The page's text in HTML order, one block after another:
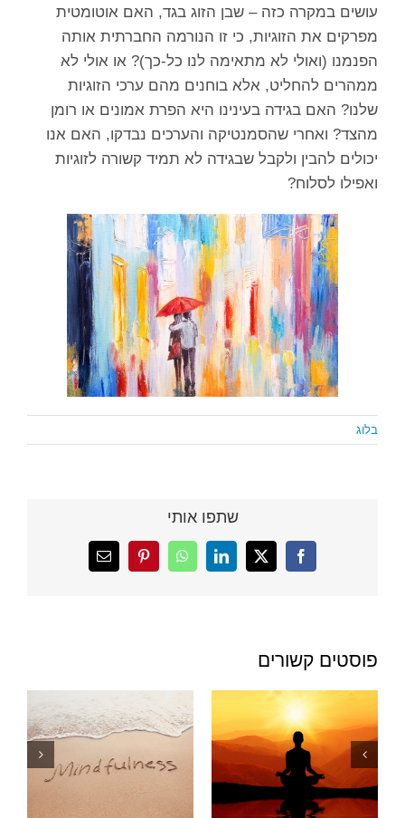
עושים במקרה כזה – שבן הזוג בגד, האם אוטומטית
מפרקים את הזוגיות, כי זו הנורמה החברתית אותה
הפנמנו (ואולי לא מתאימה לנו כל-כך)? או אולי לא
ממהרים להחליט, אלא בוחנים מהם ערכי הזוגיות
שלנו? האם בגידה בעינינו היא הפרת אמונים או רומן
מהצד? ואחרי שהסמנטיקה והערכים נבדקו, האם אנו
יכולים להבין ולקבל שבגידה לא תמיד קשורה לזוגיות
ואפילו לסלוח?
בלוג
שתפו אותי
Facebook
X
LinkedIn
WhatsApp
Pinterestכתובת
דואר
פוסטים קשורים